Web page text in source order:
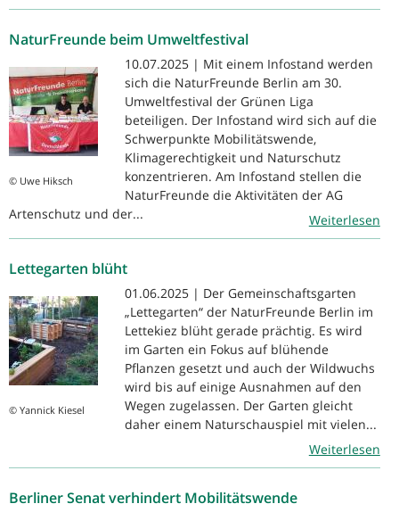
NaturFreunde beim Umweltfestival
© Uwe Hiksch
10.07.2025 | Mit einem Infostand werden
sich die NaturFreunde Berlin am 30.
Umweltfestival der Grünen Liga
beteiligen. Der Infostand wird sich auf die
Schwerpunkte Mobilitätswende,
Klimagerechtigkeit und Naturschutz
konzentrieren. Am Infostand stellen die
NaturFreunde die Aktivitäten der AG
Artenschutz und der...
Weiterlesen
Lettegarten blüht
© Yannick Kiesel
01.06.2025 | Der Gemeinschaftsgarten
„Lettegarten“ der NaturFreunde Berlin im
Lettekiez blüht gerade prächtig. Es wird
im Garten ein Fokus auf blühende
Pflanzen gesetzt und auch der Wildwuchs
wird bis auf einige Ausnahmen auf den
Wegen zugelassen. Der Garten gleicht
daher einem Naturschauspiel mit vielen...
Weiterlesen
Berliner Senat verhindert Mobilitätswende